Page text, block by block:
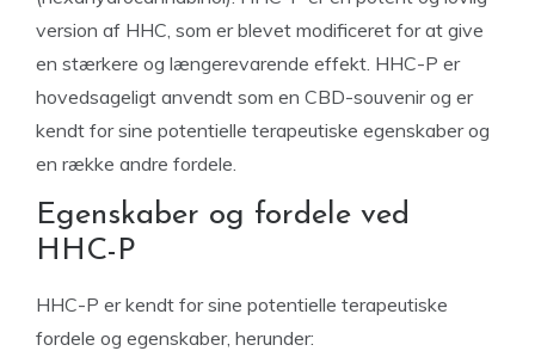
version af HHC, som er blevet modificeret for at give
en stærkere og længerevarende effekt. HHC-P er
hovedsageligt anvendt som en CBD-souvenir og er
kendt for sine potentielle terapeutiske egenskaber og
en række andre fordele.
Egenskaber og fordele ved
HHC-P
HHC-P er kendt for sine potentielle terapeutiske
fordele og egenskaber, herunder: